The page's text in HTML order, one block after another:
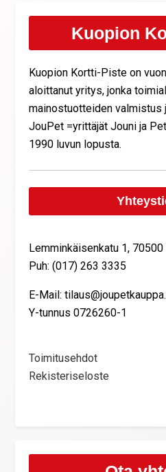
Kuopion
Kuopion Kortti-Piste on
aloittanut yritys, jonka
mainostuotteiden valmistus
JouPet =yrittäjät Jouni ja
1990 luvun lopusta.
Lemminkäisenkatu 1,
Puh: (017) 263 3335
E-Mail:
Y-tunnus 0726260-1
Toimitusehdot
Rekisteriseloste